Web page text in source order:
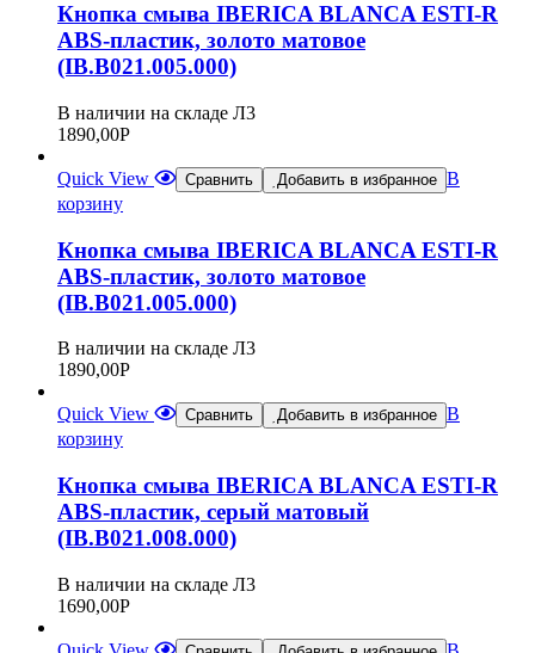
Кнопка смыва IBERICA BLANCA ESTI-R
ABS-пластик, золото матовое
(IB.B021.005.000)
В наличии на складе Л3
1890,00Р
Quick View Сравнить Добавить в избранное В
корзину
Кнопка смыва IBERICA BLANCA ESTI-R
ABS-пластик, золото матовое
(IB.B021.005.000)
В наличии на складе Л3
1890,00Р
Quick View Сравнить Добавить в избранное В
корзину
Кнопка смыва IBERICA BLANCA ESTI-R
ABS-пластик, серый матовый
(IB.B021.008.000)
В наличии на складе Л3
1690,00Р